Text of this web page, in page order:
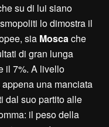
su di lui siano
lo dimostra il
sia Moscache
di gran lunga
il 7%. A livello
una manciata
dal suo partito alle
il peso della